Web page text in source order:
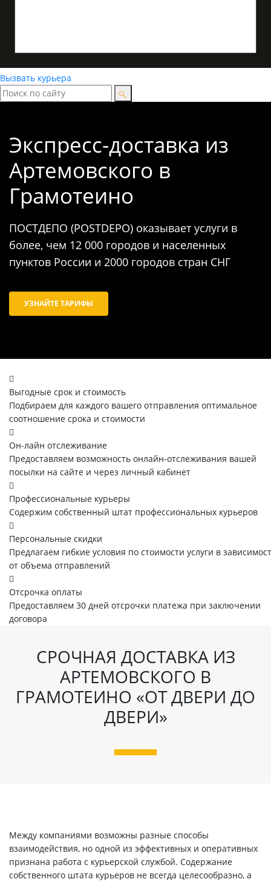
Вызвать курьера
Экспресс-доставка из
Артемовского в
Грамотеино
ПОСТДЕПО (POSTDEPO) оказывает услуги в
более, чем 12 000 городов и населенных
пунктов России и 2000 городов стран СНГ
УЗНАЙТЕ ТАРИФЫ
Выгодные срок и стоимость
Подбираем для каждого вашего отправления оптимальное
соотношение срока и стоимости
Он-лайн отслеживание
Предоставляем возможность онлайн-отслеживания вашей
посылки на сайте и через личный кабинет
Профессиональные курьеры
Содержим собственный штат профессиональных курьеров
Персональные скидки
Предлагаем гибкие условия по стоимости услуги в
от объема отправлений
Отсрочка оплаты
Предоставляем 30 дней отсрочки платежа при заключении
договора
СРОЧНАЯ ДОСТАВКА ИЗ
АРТЕМОВСКОГО В
ГРАМОТЕИНО «ОТ ДВЕРИ ДО
ДВЕРИ»
Между компаниями возможны разные способы
взаимодействия, но одной из эффективных и оперативных
признана работа с курьерской службой. Содержание
собственного штата курьеров не всегда целесообразно, а